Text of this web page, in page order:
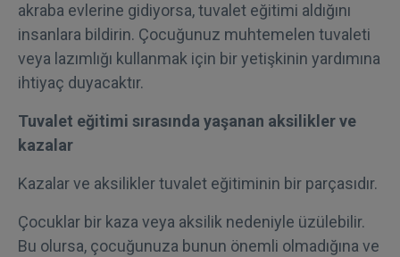
akraba evlerine gidiyorsa, tuvalet eğitimi aldığını
insanlara bildirin. Çocuğunuz muhtemelen tuvaleti
veya lazımlığı kullanmak için bir yetişkinin yardımına
ihtiyaç duyacaktır.
Tuvalet eğitimi sırasında yaşanan aksilikler ve
kazalar
Kazalar ve aksilikler tuvalet eğitiminin bir parçasıdır.
Çocuklar bir kaza veya aksilik nedeniyle üzülebilir.
Bu olursa, çocuğunuza bunun önemli olmadığına ve